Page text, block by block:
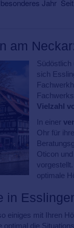
Jahr Seit
am
Südöstlich
sich
Vielzahl
In einer
Ohr für
Oticon
optimale
in
einiges mit Ihren
optimal die